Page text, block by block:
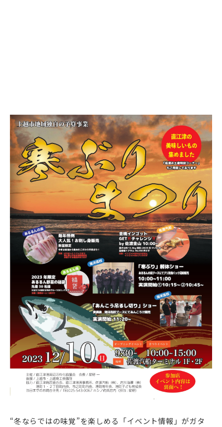
“冬ならではの味覚”を楽しめる「イベント情報」がガタ